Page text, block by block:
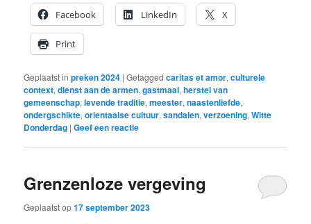
Facebook
LinkedIn X
Print
Geplaatst in preken 2024 |Getagged caritas et amor,culturele
context,dienst aan de armen,gastmaal,herstel van
gemeenschap,levende traditie,meester,naastenliefde,
ondergschikte,orientaalse cultuur,sandalen,verzoening,Witte
Donderdag |Geef een reactie
Grenzenloze vergeving
Geplaatst op17 september 2023